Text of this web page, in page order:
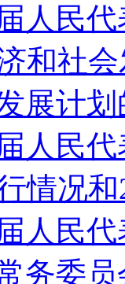
人民
和社
展计
人民
情况
人民
务委